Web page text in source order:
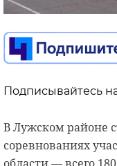
Подписывайтесь
В Лужском районе
соревнованиях
Подписывайтесь
просвещения
всей страны.
реализуемого по